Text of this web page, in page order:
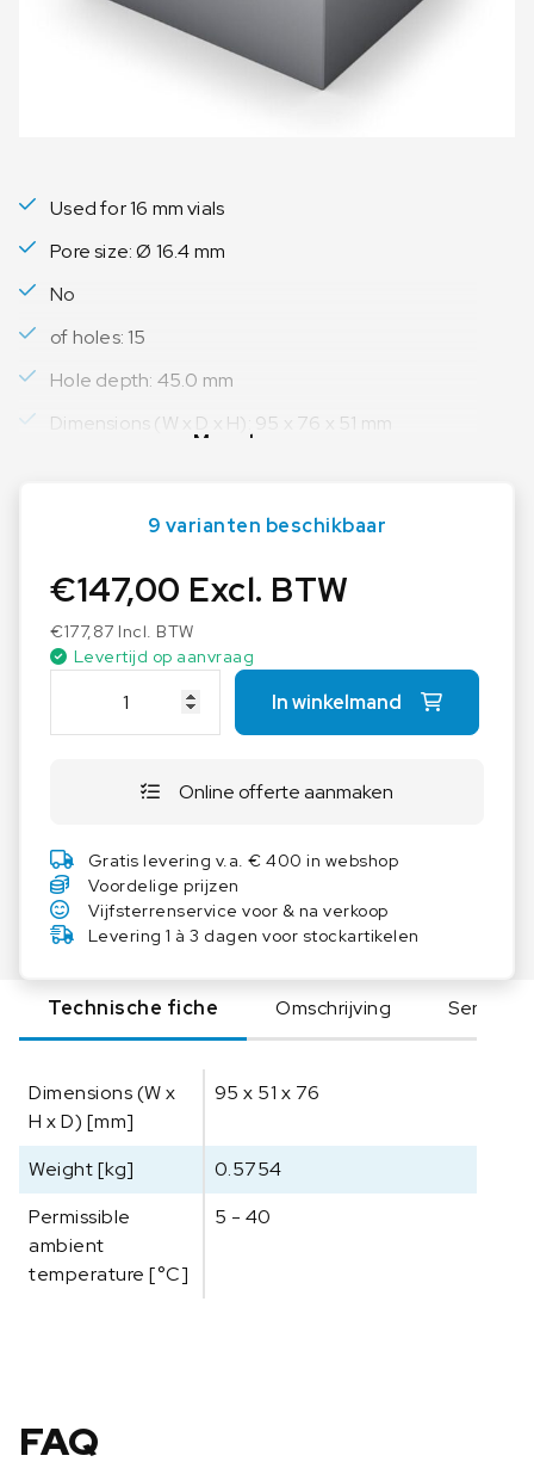
Used for 16 mm vials
Pore size: Ø 16.4 mm
No
of holes: 15
Hole depth: 45.0 mm
Dimensions (W x D x H): 95 x 76 x 51 mm
Meer lezen
9 varianten beschikbaar
€147,00 Excl. BTW
€177,87 Incl. BTW
Levertijd op aanvraag
A
.
9
a
a
t
a
l
In winkelmand
Online offerte aanmaken
Gratis levering v.a. € 400 in webshop
Voordelige prijzen
Vijfsterrenservice voor & na verkoop
Levering 1 à 3 dagen voor stockartikelen
Technische fiche Omschrijving Serie
Dimensions (W x
H x D) [mm]
95 x 51 x 76
Weight [kg]
0.5754
Permissible
ambient
temperature [°C]
5 - 40
FAQ